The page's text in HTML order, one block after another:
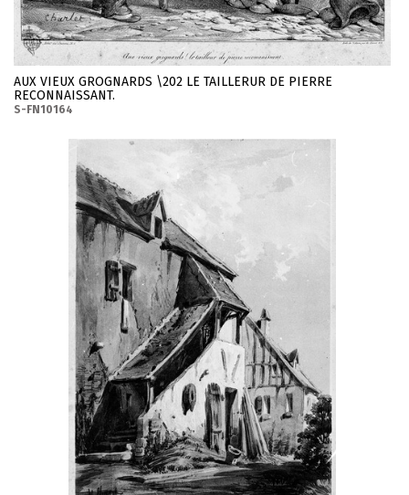
AUX VIEUX GROGNARDS \202 LE TAILLERUR DE PIERRE
RECONNAISSANT.
S-FN10164